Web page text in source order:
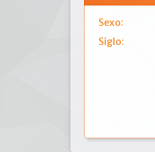
Sexo:
Siglo: